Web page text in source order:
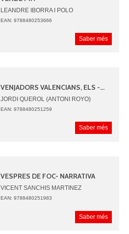
LEANDRE IBORRA I POLO
EAN: 9788480253666
Saber més
VENJADORS VALENCIANS, ELS -...
JORDI QUEROL (ANTONI ROYO)
EAN: 9788480251259
Saber més
VESPRES DE FOC- NARRATIVA
VICENT SANCHIS MARTINEZ
EAN: 9788480251983
Saber més